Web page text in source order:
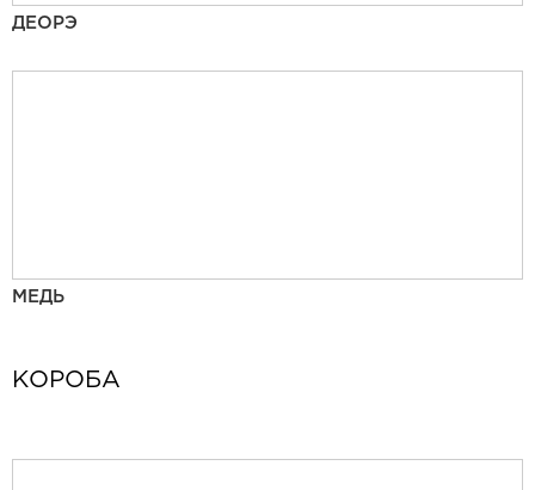
ДЕОРЭ
МЕДЬ
КОРОБА